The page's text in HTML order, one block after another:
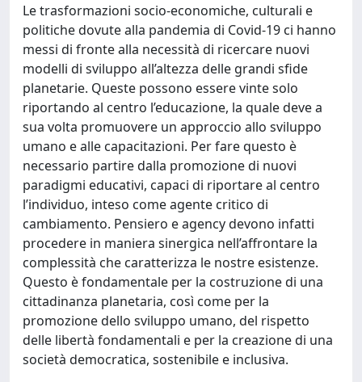
Le trasformazioni socio-economiche, culturali e
politiche dovute alla pandemia di Covid-19 ci hanno
messi di fronte alla necessità di ricercare nuovi
modelli di sviluppo all’altezza delle grandi sfide
planetarie. Queste possono essere vinte solo
riportando al centro l’educazione, la quale deve a
sua volta promuovere un approccio allo sviluppo
umano e alle capacitazioni. Per fare questo è
necessario partire dalla promozione di nuovi
paradigmi educativi, capaci di riportare al centro
l’individuo, inteso come agente critico di
cambiamento. Pensiero e agency devono infatti
procedere in maniera sinergica nell’affrontare la
complessità che caratterizza le nostre esistenze.
Questo è fondamentale per la costruzione di una
cittadinanza planetaria, così come per la
promozione dello sviluppo umano, del rispetto
delle libertà fondamentali e per la creazione di una
società democratica, sostenibile e inclusiva.